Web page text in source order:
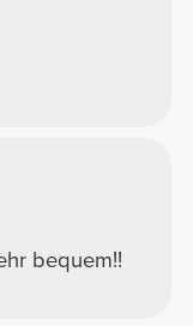
bequem!!